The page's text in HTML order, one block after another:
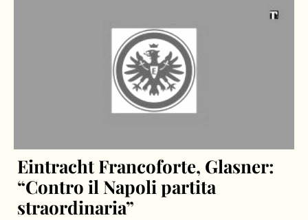
Eintracht Francoforte, Glasner:
“Contro il Napoli partita
straordinaria”